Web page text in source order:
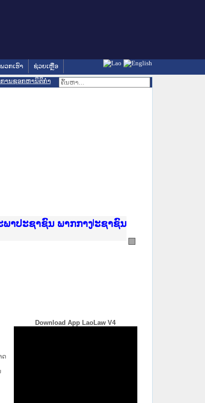
ວກເຮົາ
ຊ່ວຍເຫຼືອ
ການຊອກຫານິຕິກຳ
ຖາບັນຍຸຕິທຳແຫ່ງຊາດ
ພາປະຊາຊົນ ພາກເໜືອ
ະການ
ກກາງ
ກໃຕ້
ທະຍາຄານຕຳຫຼວດປະຊາຊົນ
ທະຍາຄານສັນຕິບານປະຊາຊົນ
ງພາກເໜືອ
າປະຊາຊົນ ພາກກາງ
ດ
Download App LaoLaw V4